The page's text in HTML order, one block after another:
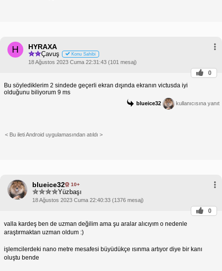
H HYRAXA
Çavuş Konu Sahibi
18 Ağustos 2023 Cuma 22:31:43 (101 mesaj)
0
Bu söylediklerim 2 sindede geçerli ekran dışında ekranın victusda iyi
olduğunu biliyorum 9 ms
blueice32 kullanıcısına yanıt
< Bu ileti Android uygulamasından atıldı >
blueice32 10+
Yüzbaşı
18 Ağustos 2023 Cuma 22:40:33 (1376 mesaj)
0
valla kardeş ben de uzman değilim ama şu aralar alıcıyım o nedenle
araştırmaktan uzman oldum :)
işlemcilerdeki nano metre mesafesi büyüdükçe ısınma artıyor diye bir kanı
oluştu bende